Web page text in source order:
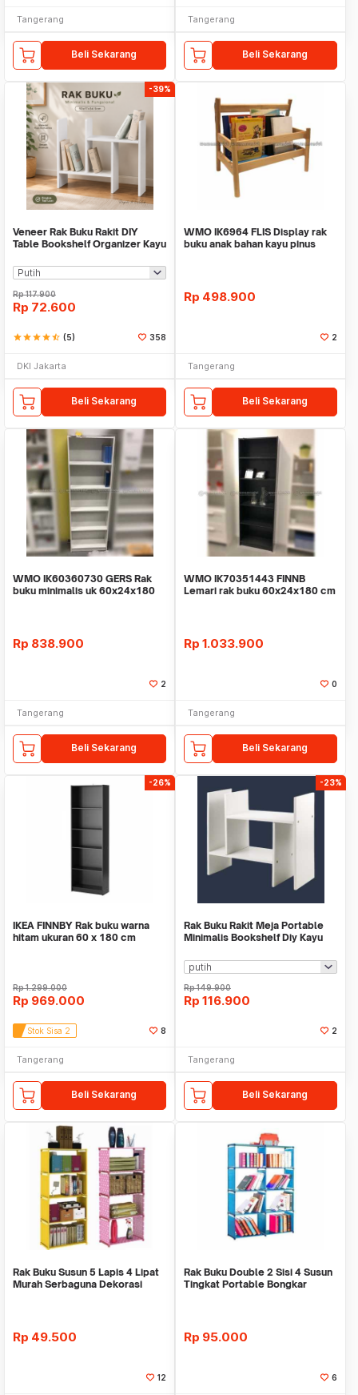
Tangerang
Beli Sekarang
Tangerang
Beli Sekarang
-39%
Veneer Rak Buku Rakit DIY
Table Bookshelf Organizer Kayu
Rp117.900
Rp 72.600
starstarstarstarstar_half (5) 358
DKI Jakarta
Beli Sekarang
WMO IK6964 FLIS Display rak
buku anak bahan kayu pinus
Rp 498.900
2
Tangerang
Beli Sekarang
WMO IK60360730 GERS Rak
buku minimalis uk 60x24x180
Rp 838.900
2
Tangerang
Beli Sekarang
WMO IK70351443 FINNB
Lemari rak buku 60x24x180 cm
Rp 1.033.900
0
Tangerang
Beli Sekarang
-26%
IKEA FINNBY Rak buku warna
hitam ukuran 60 x 180 cm
Rp1.299.000
Rp 969.000
Stok Sisa 2 8
Tangerang
Beli Sekarang
-23%
Rak Buku Rakit Meja Portable
Minimalis Bookshelf Diy Kayu
Rp149.900
Rp 116.900
2
Tangerang
Beli Sekarang
Rak Buku Susun 5 Lapis 4 Lipat
Murah Serbaguna Dekorasi
Rp 49.500
12
Rak Buku Double 2 Sisi 4 Susun
Tingkat Portable Bongkar
Rp 95.000
6